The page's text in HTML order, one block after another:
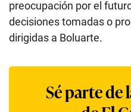
preocupación por el
decisiones tomadas o
dirigidas a Boluarte.